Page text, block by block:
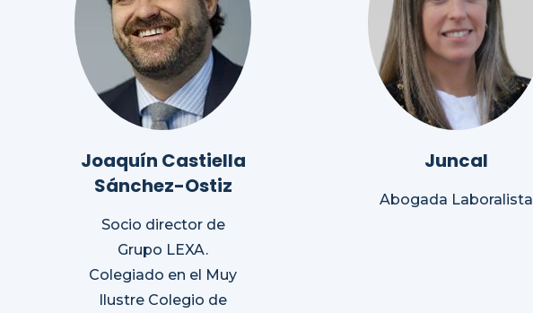
Joaquín Castiella
Sánchez-Ostiz
Socio director de
Grupo LEXA.
Colegiado en el Muy
Ilustre Colegio de
Juncal
Abogada Laboralista